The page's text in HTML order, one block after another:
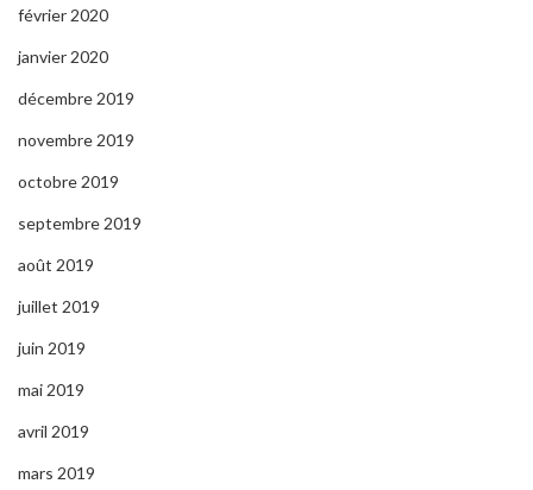
février 2020
janvier 2020
décembre 2019
novembre 2019
octobre 2019
septembre 2019
août 2019
juillet 2019
juin 2019
mai 2019
avril 2019
mars 2019